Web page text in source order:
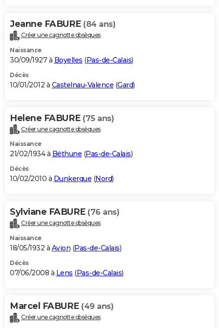
Jeanne FABURE (84 ans)
Créer une cagnotte obsèques
Naissance
30/09/1927 à Boyelles (Pas-de-Calais)
Décès
10/01/2012 à Castelnau-Valence (Gard)
Helene FABURE (75 ans)
Créer une cagnotte obsèques
Naissance
21/02/1934 à Béthune (Pas-de-Calais)
Décès
10/02/2010 à Dunkerque (Nord)
Sylviane FABURE (76 ans)
Créer une cagnotte obsèques
Naissance
18/05/1932 à Avion (Pas-de-Calais)
Décès
07/06/2008 à Lens (Pas-de-Calais)
Marcel FABURE (49 ans)
Créer une cagnotte obsèques